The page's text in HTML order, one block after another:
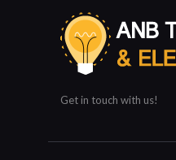
Get in touch with us!